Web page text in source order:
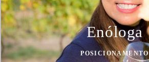
Enóloga
POSICIONAMENTO